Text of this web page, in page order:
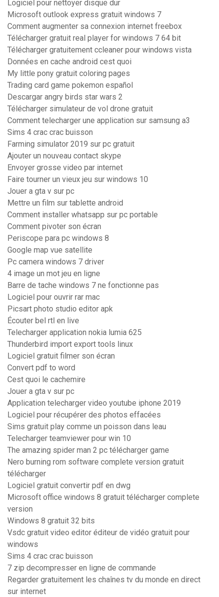
Logiciel pour nettoyer disque dur
Microsoft outlook express gratuit windows 7
Comment augmenter sa connexion internet freebox
Télécharger gratuit real player for windows 7 64 bit
Télécharger gratuitement ccleaner pour windows vista
Données en cache android cest quoi
My little pony gratuit coloring pages
Trading card game pokemon español
Descargar angry birds star wars 2
Télécharger simulateur de vol drone gratuit
Comment telecharger une application sur samsung a3
Sims 4 crac crac buisson
Farming simulator 2019 sur pc gratuit
Ajouter un nouveau contact skype
Envoyer grosse video par internet
Faire tourner un vieux jeu sur windows 10
Jouer a gta v sur pc
Mettre un film sur tablette android
Comment installer whatsapp sur pc portable
Comment pivoter son écran
Periscope para pc windows 8
Google map vue satellite
Pc camera windows 7 driver
4 image un mot jeu en ligne
Barre de tache windows 7 ne fonctionne pas
Logiciel pour ouvrir rar mac
Picsart photo studio editor apk
Écouter bel rtl en live
Telecharger application nokia lumia 625
Thunderbird import export tools linux
Logiciel gratuit filmer son écran
Convert pdf to word
Cest quoi le cachemire
Jouer a gta v sur pc
Application telecharger video youtube iphone 2019
Logiciel pour récupérer des photos effacées
Sims gratuit play comme un poisson dans leau
Telecharger teamviewer pour win 10
The amazing spider man 2 pc télécharger game
Nero burning rom software complete version gratuit
télécharger
Logiciel gratuit convertir pdf en dwg
Microsoft office windows 8 gratuit télécharger complete
version
Windows 8 gratuit 32 bits
Vsdc gratuit video editor éditeur de vidéo gratuit pour
windows
Sims 4 crac crac buisson
7 zip decompresser en ligne de commande
Regarder gratuitement les chaînes tv du monde en direct
sur internet